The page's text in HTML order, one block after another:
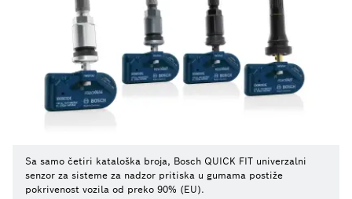
Sa samo četiri kataloška broja, Bosch QUICK FIT univerzalni
senzor za sisteme za nadzor pritiska u gumama postiže
pokrivenost vozila od preko 90% (EU).